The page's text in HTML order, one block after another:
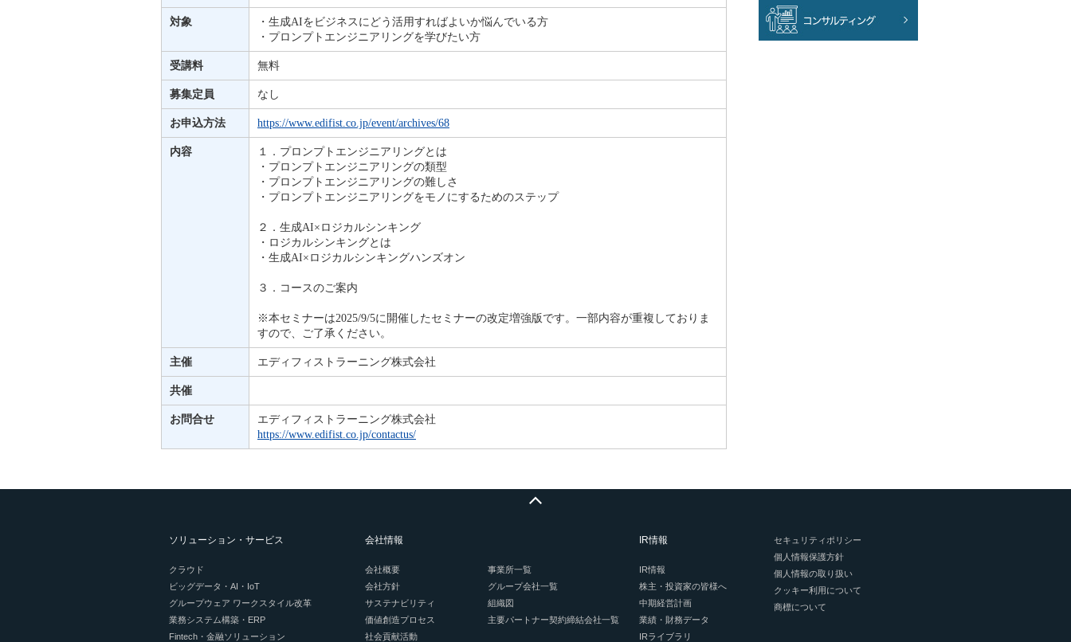
対象
・生成AIをビジネスにどう活用すればよいか悩んでいる方
・プロンプトエンジニアリングを学びたい方
受講料 無料
募集定員 なし
お申込方法 https://www.edifist.co.jp/event/archives/68
内容
１．プロンプトエンジニアリングとは
・プロンプトエンジニアリングの類型
・プロンプトエンジニアリングの難しさ
・プロンプトエンジニアリングをモノにするためのステップ
２．生成AI×ロジカルシンキング
・ロジカルシンキングとは
・生成AI×ロジカルシンキングハンズオン
３．コースのご案内
※本セミナーは2025/9/5に開催したセミナーの改定増強版です。一部内容が重複しておりま
すので、ご了承ください。
主催 エディフィストラーニング株式会社
共催
お問合せ
エディフィストラーニング株式会社
https://www.edifist.co.jp/contactus/
ソリューション・サービス
クラウド
ビッグデータ・AI・IoT
グループウェア ワークスタイル改革
業務システム構築・ERP
Fintech・金融ソリューション
会社情報
会社概要
会社方針
サステナビリティ
価値創造プロセス
社会貢献活動
事業所一覧
グループ会社一覧
組織図
主要パートナー契約締結会社一覧
IR情報
IR情報
株主・投資家の皆様へ
中期経営計画
業績・財務データ
IRライブラリ
セキュリティポリシー
個人情報保護方針
個人情報の取り扱い
クッキー利用について
商標について